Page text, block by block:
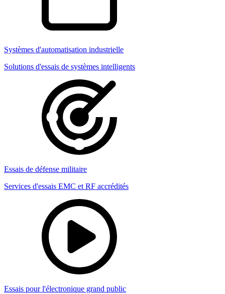
Systèmes d'automatisation industrielle
Solutions d'essais de systèmes intelligents
Essais de défense militaire
Services d'essais EMC et RF accrédités
Essais pour l'électronique grand public